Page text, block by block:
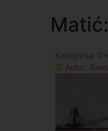
Kategorija:
Autor: